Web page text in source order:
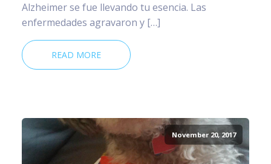
Alzheimer se fue llevando tu esencia. Las
enfermedades agravaron y […]
READ MORE
November 20, 2017